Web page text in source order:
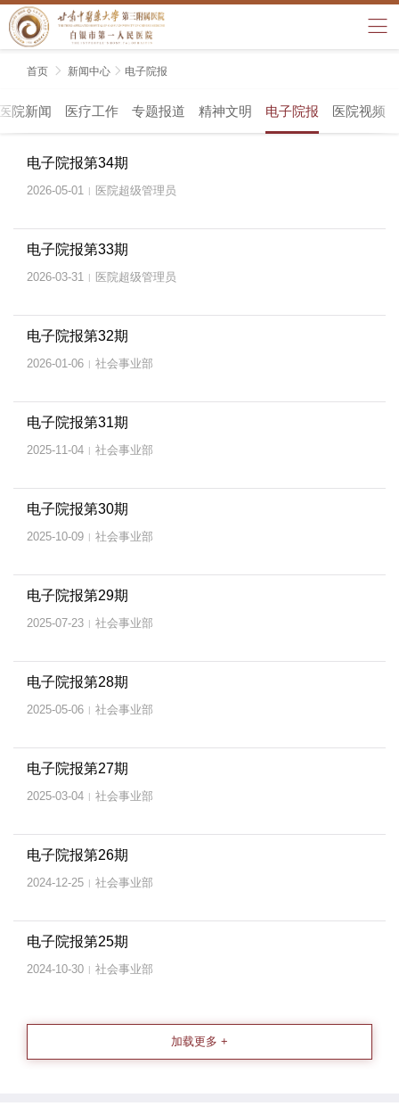
首页  新闻中心  电子院报
院新闻 医疗工作 专题报道 精神文明 电子院报 医院视频
电子院报第34期
2026-05-01 | 医院超级管理员
电子院报第33期
2026-03-31 | 医院超级管理员
电子院报第32期
2026-01-06 | 社会事业部
电子院报第31期
2025-11-04 | 社会事业部
电子院报第30期
2025-10-09 | 社会事业部
电子院报第29期
2025-07-23 | 社会事业部
电子院报第28期
2025-05-06 | 社会事业部
电子院报第27期
2025-03-04 | 社会事业部
电子院报第26期
2024-12-25 | 社会事业部
电子院报第25期
2024-10-30 | 社会事业部
加载更多 +